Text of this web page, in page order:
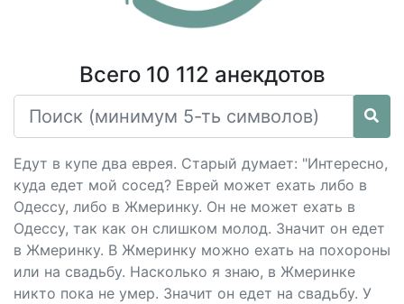
Всего 10 112 анекдотов
Едут в купе два еврея. Старый думает: "Интересно,
куда едет мой сосед? Еврей может ехать либо в
Одессу, либо в Жмеринку. Он не может ехать в
Одессу, так как он слишком молод. Значит он едет
в Жмеринку. В Жмеринку можно ехать на похороны
или на свадьбу. Насколько я знаю, в Жмеринке
никто пока не умер. Значит он едет на свадьбу. У